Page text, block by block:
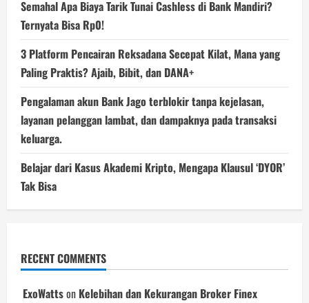
Semahal Apa Biaya Tarik Tunai Cashless di Bank Mandiri?
Ternyata Bisa Rp0!
3 Platform Pencairan Reksadana Secepat Kilat, Mana yang
Paling Praktis? Ajaib, Bibit, dan DANA+
Pengalaman akun Bank Jago terblokir tanpa kejelasan,
layanan pelanggan lambat, dan dampaknya pada transaksi
keluarga.
Belajar dari Kasus Akademi Kripto, Mengapa Klausul ‘DYOR’
Tak Bisa
RECENT COMMENTS
ExoWattson Kelebihan dan Kekurangan Broker Finex